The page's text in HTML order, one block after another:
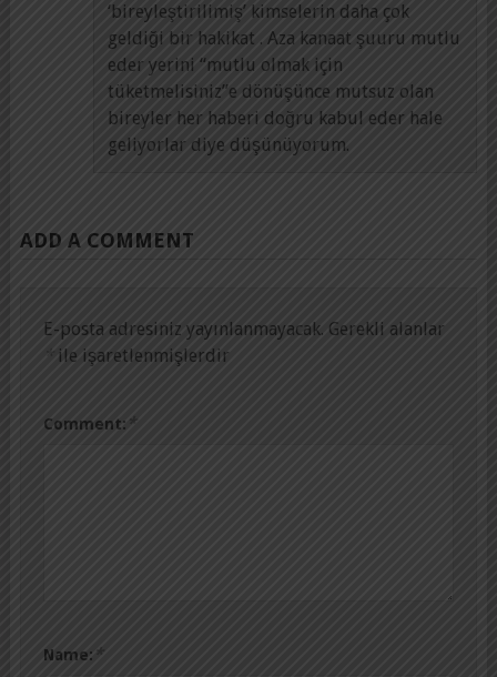
‘bireyleştirilimiş’ kimselerin daha çok
geldiği bir hakikat . Aza kanaat şuuru mutlu
eder yerini “mutlu olmak için
tüketmelisiniz”e dönüşünce mutsuz olan
bireyler her haberi doğru kabul eder hale
geliyorlar diye düşünüyorum.
ADD A COMMENT
E-posta adresiniz yayınlanmayacak. Gerekli alanlar
* ile işaretlenmişlerdir
Comment: *
Name: *